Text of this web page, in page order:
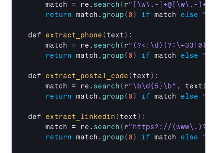
match = re . search ( r"[\w\.-]+@[\w\.-
return match . group ( 0) if match else ""
def extract_phone ( text) :
match = re . search ( r
return match . group ( 0) if match else ""
def extract_postal_code ( text) :
match = re . search ( r"\b\d{5}\b" , text)
return match . group ( 0) if match else ""
def extract_linkedin ( text) :
match = re . search ( r"https?://
return match . group ( 0) if match else ""